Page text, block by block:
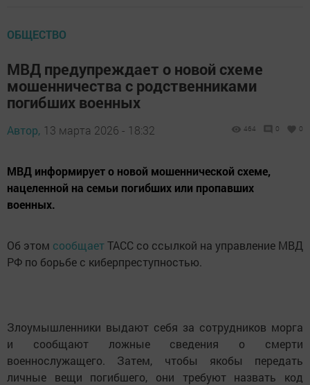
ОБЩЕСТВО
МВД предупреждает о новой схеме
мошенничества с родственниками
погибших военных
Автор, 13 марта 2026 - 18:32 464 0 0
МВД информирует о новой мошеннической схеме,
нацеленной на семьи погибших или пропавших
военных.
Об этом сообщаетТАСС со ссылкой на управление МВД
РФ по борьбе с киберпреступностью.
Злоумышленники выдают себя за сотрудников морга
и сообщают ложные сведения о смерти
военнослужащего. Затем, чтобы якобы передать
личные вещи погибшего, они требуют назвать код